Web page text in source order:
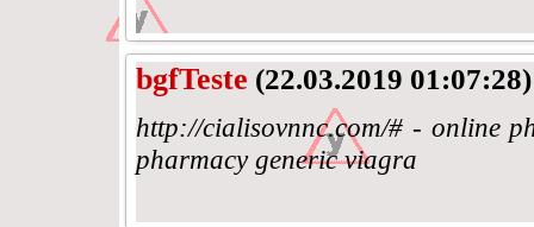
bgfTeste (22.03.2019 01:07:28)
http://cialisovnnc.com/# - online
pharmacy generic viagra